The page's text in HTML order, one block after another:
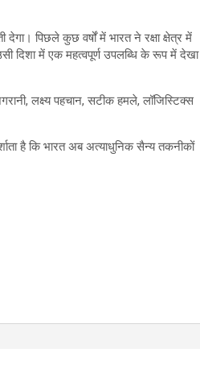
पिछले कुछ वर्षों में भारत ने रक्षा क्षेत्र में
दिशा में एक महत्वपूर्ण उपलब्धि के रूप में देखा
लक्ष्य पहचान, सटीक हमले, लॉजिस्टिक्स
है कि भारत अब अत्याधुनिक सैन्य तकनीकों